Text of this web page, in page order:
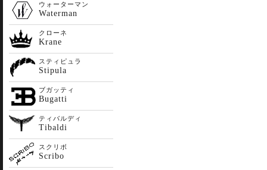
ウォーターマン
Waterman
クローネ
Krane
スティピュラ
Stipula
ブガッティ
Bugatti
ティバルディ
Tibaldi
スクリボ
Scribo